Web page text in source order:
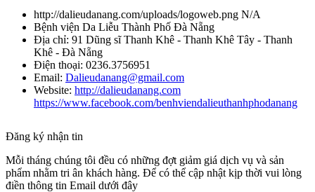
http://dalieudanang.com/uploads/logoweb.png N/A
Bệnh viện Da Liễu Thành Phố Đà Nẵng
Địa chỉ: 91 Dũng sĩ Thanh Khê - Thanh Khê Tây - Thanh
Khê - Đà Nẵng
Điện thoại: 0236.3756951
Email: Dalieudanang@gmail.com
Website: http://dalieudanang.com
https://www.facebook.com/benhviendalieuthanhphodanang
Đăng ký nhận tin
Mỗi tháng chúng tôi đều có những đợt giảm giá dịch vụ và sản
phẩm nhằm tri ân khách hàng. Để có thể cập nhật kịp thời vui lòng
điền thông tin Email dưới đây